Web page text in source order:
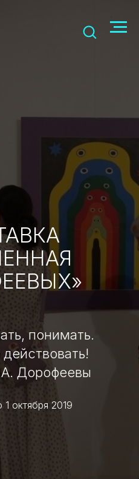
понимать.
Дорофеевы
1 октября 2019